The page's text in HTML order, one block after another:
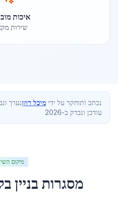
איכות
שירות
נכתב ותוחקר על ידי מיכל רוזןנערך
עודכן ונבדק ב-2026
מיקום
מסגרות בנייןב